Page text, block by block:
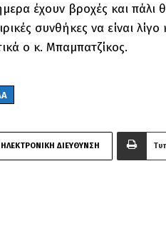
έχουν βροχές και πάλι
συνθήκες να είναι
ο κ. Μπαμπατζίκος.
ΗΛΕΚΤΡΟΝΙΚΗ ΔΙΕΥΘΥΝΣΗ